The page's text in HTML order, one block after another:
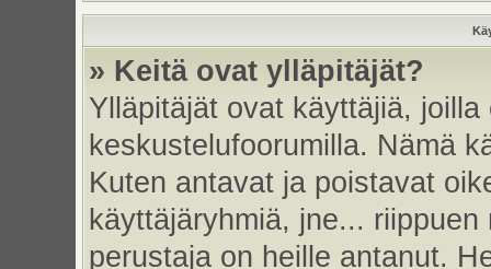
» Keitä ovat ylläpitäjät?
Ylläpitäjät ovat käyttäjiä,
keskustelufoorumilla. Nämä
Kuten antavat ja poistavat
käyttäjäryhmiä, jne...
perustaja on heille antanut.